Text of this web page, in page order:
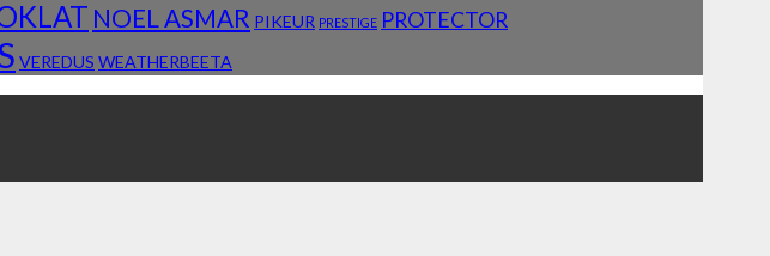
NOEL ASMAR PIKEUR PRESTIGE PROTECTOR
VEREDUS WEATHERBEETA